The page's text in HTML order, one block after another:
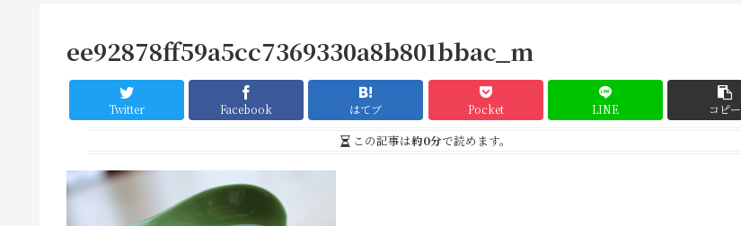
ee92878ff59a5cc7369330a8b801bbac_m
Twitter Facebook はてブ Pocket LINE コピー
この記事は約0分で読めます。